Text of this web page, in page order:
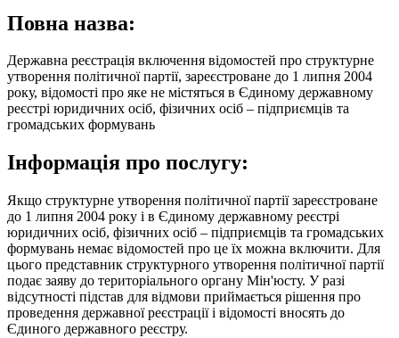
Повна назва:
Державна реєстрація включення відомостей про структурне
утворення політичної партії, зареєстроване до 1 липня 2004
року, відомості про яке не містяться в Єдиному державному
реєстрі юридичних осіб, фізичних осіб – підприємців та
громадських формувань
Інформація про послугу:
Якщо структурне утворення політичної партії зареєстроване
до 1 липня 2004 року і в Єдиному державному реєстрі
юридичних осіб, фізичних осіб – підприємців та громадських
формувань немає відомостей про це їх можна включити. Для
цього представник структурного утворення політичної партії
подає заяву до територіального органу Мін'юсту. У разі
відсутності підстав для відмови приймається рішення про
проведення державної реєстрації і відомості вносять до
Єдиного державного реєстру.